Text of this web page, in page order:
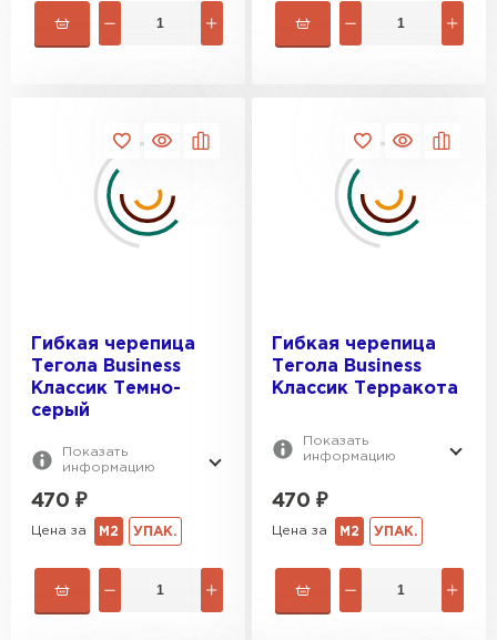
Гибкая черепица
Тегола Business
Классик Темно-
серый
Показать
информацию
470 ₽
Цена за М2 УПАК.
Гибкая черепица
Тегола Business
Классик Терракота
Показать
информацию
470 ₽
Цена за М2 УПАК.